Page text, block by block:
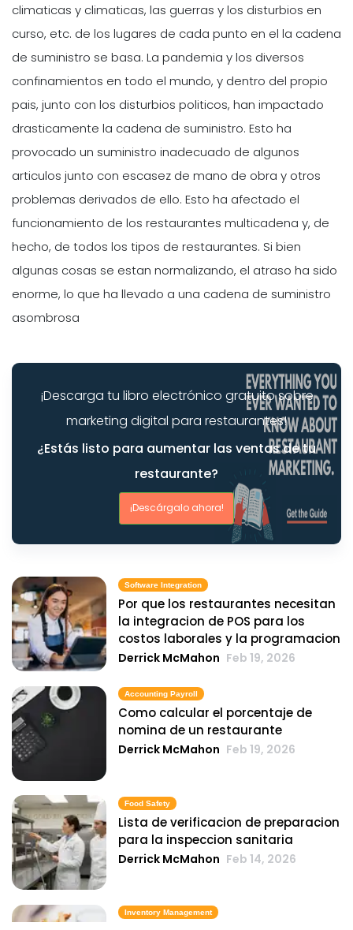
climaticas y climaticas, las guerras y los disturbios en
curso, etc. de los lugares de cada punto en el la cadena
de suministro se basa. La pandemia y los diversos
confinamientos en todo el mundo, y dentro del propio
pais, junto con los disturbios politicos, han impactado
drasticamente la cadena de suministro. Esto ha
provocado un suministro inadecuado de algunos
articulos junto con escasez de mano de obra y otros
problemas derivados de ello. Esto ha afectado el
funcionamiento de los restaurantes multicadena y, de
hecho, de todos los tipos de restaurantes. Si bien
algunas cosas se estan normalizando, el atraso ha sido
enorme, lo que ha llevado a una cadena de suministro
asombrosa
¡Descarga tu libro electrónico gratuito sobre
marketing digital para restaurantes!
¿Estás listo para aumentar las ventas de tu
restaurante?
¡Descárgalo ahora!
Software Integration
Por que los restaurantes necesitan
la integracion de POS para los
costos laborales y la programacion
Derrick McMahon Feb 19, 2026
Accounting Payroll
Como calcular el porcentaje de
nomina de un restaurante
Derrick McMahon Feb 19, 2026
Food Safety
Lista de verificacion de preparacion
para la inspeccion sanitaria
Derrick McMahon Feb 14, 2026
Inventory Management